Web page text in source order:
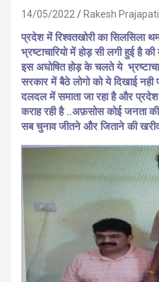
14/05/2022 Rakesh Prajapati
प्रदेश में रिश्वतखोरी का सिलसिला
भ्रष्टाचारियो में होड़ सी लगी हुई है
इस अघोषित होड़ के चलते ये
सरकार में बैठे लोगो को ये दिखाई
दलदल में समाता जा रहा है और प्रदेश
कराह रही है ..अफ़सोस कोई जनता
सब चुनाव जीतने और जिताने की